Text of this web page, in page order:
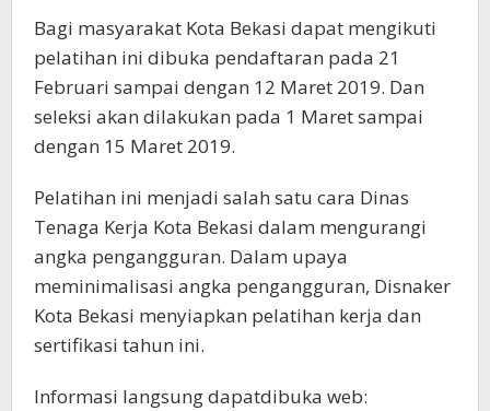
Bagi masyarakat Kota Bekasi dapat mengikuti
pelatihan ini dibuka pendaftaran pada 21
Februari sampai dengan 12 Maret 2019. Dan
seleksi akan dilakukan pada 1 Maret sampai
dengan 15 Maret 2019.
Pelatihan ini menjadi salah satu cara Dinas
Tenaga Kerja Kota Bekasi dalam mengurangi
angka pengangguran. Dalam upaya
meminimalisasi angka pengangguran, Disnaker
Kota Bekasi menyiapkan pelatihan kerja dan
sertifikasi tahun ini.
Informasi langsung dapatdibuka web: